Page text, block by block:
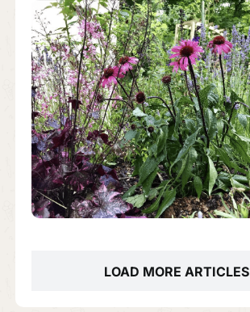
LOAD MORE ARTICLES